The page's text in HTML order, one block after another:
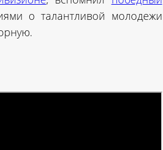
о талантливой молодежи